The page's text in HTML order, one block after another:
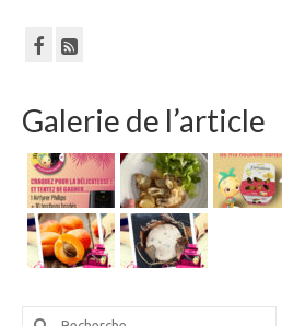
Galerie de l’article
Rechercher